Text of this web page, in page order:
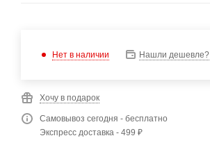
Нет в наличии Нашли дешевле?
Хочу в подарок
Самовывоз сегодня - бесплатно
Экспресс доставка - 499 ₽